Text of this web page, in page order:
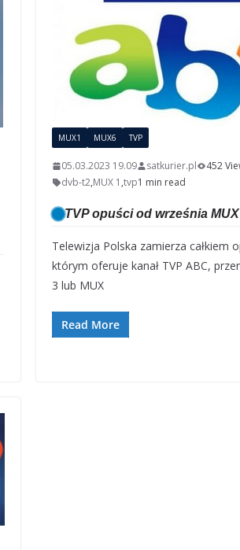
MUX1 MUX6 TVP
05.03.2023 19.09 satkurier.pl 452
dvb-t2,MUX 1 ,tvp1 min read
TVP opuści od września MUX
Telewizja Polska zamierza całkiem
którym oferuje kanał TVP ABC,
3 lub MUX
Read More